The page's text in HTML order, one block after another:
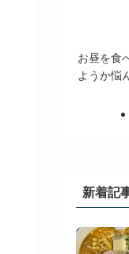
お昼を食
ようか悩
新着記